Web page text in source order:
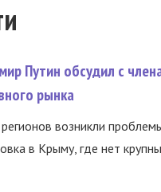
Путин обсудил с
рынка
возникли
в Крыму, где нет